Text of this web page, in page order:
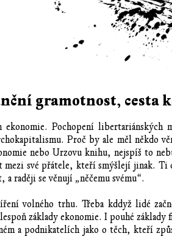
gramotnost, cesta
Pochopení
Proč by ale měl někdo
nebo Urzovu knihu, nejspíš to
své přátele, kteří smýšlejí jinak. Ti
raději se věnují „něčemu svému“.
volného trhu. Třeba kddyž lidé
základy ekonomie. I pouhé
a podnikatelích jako o těch, kteří